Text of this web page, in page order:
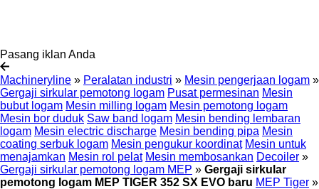
Pasang iklan Anda
Machineryline » Peralatan industri » Mesin pengerjaan logam »
Gergaji sirkular pemotong logam Pusat permesinan Mesin
bubut logam Mesin milling logam Mesin pemotong logam
Mesin bor duduk Saw band logam Mesin bending lembaran
logam Mesin electric discharge Mesin bending pipa Mesin
coating serbuk logam Mesin pengukur koordinat Mesin untuk
menajamkan Mesin rol pelat Mesin membosankan Decoiler »
Gergaji sirkular pemotong logam MEP » Gergaji sirkular
pemotong logam MEP TIGER 352 SX EVO baru MEP Tiger »